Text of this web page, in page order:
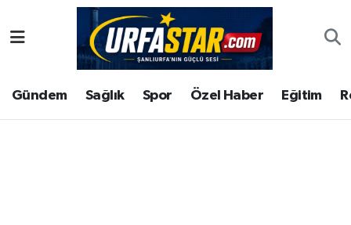
Gündem Sağlık Spor Özel Haber Eğitim
ASAYİS
ÇEVRE
Şanlıurfa Nöbetçi Eczaneler
Şanlıurfa Hava Durumu